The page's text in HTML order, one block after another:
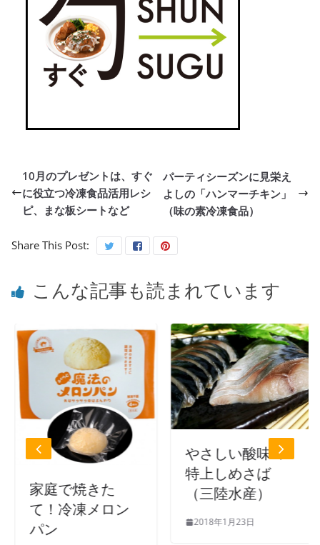
10月のプレゼントは、すぐ
に役立つ冷凍食品活用レシ
ピ、まな板シートなど
パーティシーズンに見栄え
よしの「ハンマーチキン」
（味の素冷凍食品）
Share This Post:
こんな記事も読まれています
家庭で焼きた
て！冷凍メロン
パン
やさしい酸味の
特上しめさば
（三陸水産）
2018年1月23日